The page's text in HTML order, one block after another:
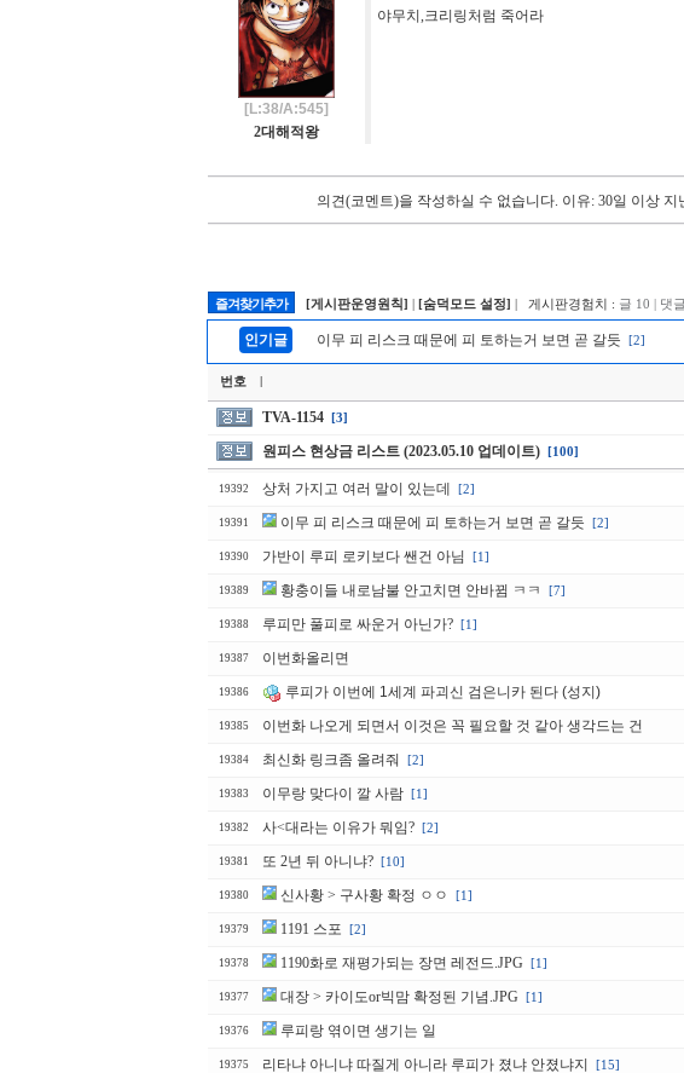
[L:38/A:545]
2대해적왕
야무치,크리링처럼 죽어라
의견(코멘트)을 작성하실 수 없습니다. 이유: 30일 이상 지
즐겨찾기추가 [게시판운영원칙] | [숨덕모드 설정] | 게시판경험치 : 글 10 | 댓
인기글 이무 피 리스크 때문에 피 토하는거 보면 곧 갈듯 [2]
번호
TVA-1154 [3]
원피스 현상금 리스트 (2023.05.10 업데이트) [100]
19392 상처 가지고 여러 말이 있는데 [2]
19391 이무 피 리스크 때문에 피 토하는거 보면 곧 갈듯 [2]
19390 가반이 루피 로키보다 쌘건 아님 [1]
19389 황충이들 내로남불 안고치면 안바뀜 ㅋㅋ [7]
19388 루피만 풀피로 싸운거 아닌가? [1]
19387 이번화올리면
19386 루피가 이번에 1세계 파괴신 검은니카 된다 (성지)
19385 이번화 나오게 되면서 이것은 꼭 필요할 것 같아 생각드는 건
19384 최신화 링크좀 올려줘 [2]
19383 이무랑 맞다이 깔 사람 [1]
19382 사<대라는 이유가 뭐임? [2]
19381 또 2년 뒤 아니냐? [10]
19380 신사황 > 구사황 확정 ㅇㅇ [1]
19379 1191 스포 [2]
19378 1190화로 재평가되는 장면 레전드.JPG [1]
19377 대장 > 카이도or빅맘 확정된 기념.JPG [1]
19376 루피랑 엮이면 생기는 일
19375 리타냐 아니냐 따질게 아니라 루피가 졌냐 안졌냐지 [15]